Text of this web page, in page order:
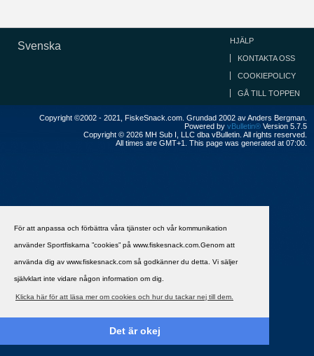
För att anpassa och förbättra våra tjänster och vår kommunikation
använder Sportfiskarna ”cookies” på www.fiskesnack.com.Genom att
använda dig av www.fiskesnack.com så godkänner du detta. Vi säljer
självklart inte vidare någon information om dig.
Klicka här för att läsa mer om cookies och hur du tackar nej till dem.
Det är okej
Svenska HJÄLP
KONTAKTA OSS
COOKIEPOLICY
GÅ TILL TOPPEN
Copyright ©2002 - 2021, FiskeSnack.com. Grundad 2002 av Anders Bergman.
Powered by vBulletin® Version 5.7.5
Copyright © 2026 MH Sub I, LLC dba vBulletin. All rights reserved.
All times are GMT+1. This page was generated at 07:00.